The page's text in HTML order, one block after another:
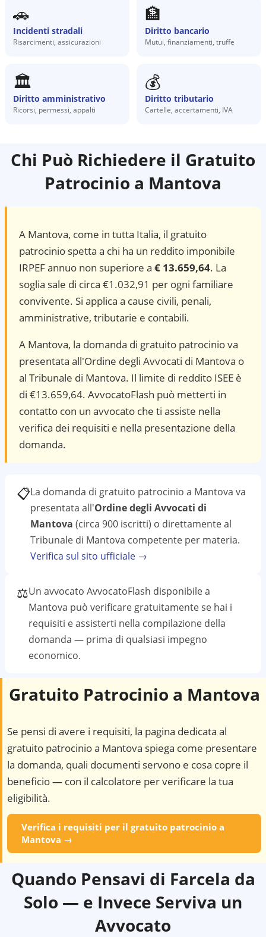
🚗
Incidenti stradali
Risarcimenti, assicurazioni
🏦
Diritto bancario
Mutui, finanziamenti, truffe
🏛️
Diritto amministrativo
Ricorsi, permessi, appalti
💰
Diritto tributario
Cartelle, accertamenti, IVA
Chi Può Richiedere il Gratuito
Patrocinio a Mantova
A Mantova, come in tutta Italia, il gratuito
patrocinio spetta a chi ha un reddito imponibile
IRPEF annuo non superiore a € 13.659,64. La
soglia sale di circa €1.032,91 per ogni familiare
convivente. Si applica a cause civili, penali,
amministrative, tributarie e contabili.
A Mantova, la domanda di gratuito patrocinio va
presentata all'Ordine degli Avvocati di Mantova o
al Tribunale di Mantova. Il limite di reddito ISEE è
di €13.659,64. AvvocatoFlash può metterti in
contatto con un avvocato che ti assiste nella
verifica dei requisiti e nella presentazione della
domanda.
📋La domanda di gratuito patrocinio a Mantova va
presentata all'Ordine degli Avvocati di
Mantova (circa 900 iscritti) o direttamente al
Tribunale di Mantova competente per materia.
Verifica sul sito ufficiale →
⚖️Un avvocato AvvocatoFlash disponibile a
Mantova può verificare gratuitamente se hai i
requisiti e assisterti nella compilazione della
domanda — prima di qualsiasi impegno
economico.
Gratuito Patrocinio a Mantova
Se pensi di avere i requisiti, la pagina dedicata al
gratuito patrocinio a Mantova spiega come presentare
la domanda, quali documenti servono e cosa copre il
beneficio — con il calcolatore per verificare la tua
eligibilità.
Verifica i requisiti per il gratuito patrocinio a
Mantova →
Quando Pensavi di Farcela da
Solo — e Invece Serviva un
Avvocato